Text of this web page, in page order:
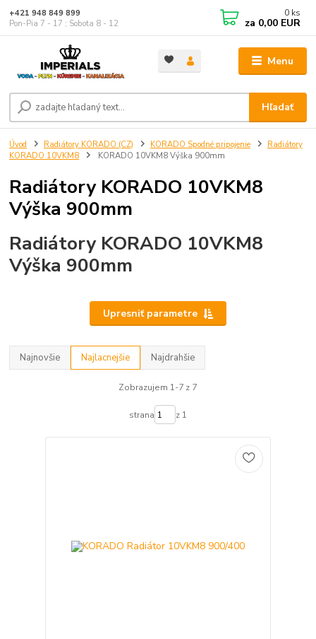
Menu
Hľadať
+421 948 849 899
Pon-Pia 7 - 17 ; Sobota 8 - 12
0 ks
za 0,00 EUR
Úvod Radiátory KORADO (CZ) KORADO Spodné pripojenie
Radiátory
KORADO 10VKM8
KORADO 10VKM8 Výška 900mm
Radiátory KORADO 10VKM8
Výška 900mm
Radiátory KORADO 10VKM8
Výška 900mm
Upresniť parametre
Najnovšie Najlacnejšie Najdrahšie
Zobrazujem 1-7 z 7
strana z 1